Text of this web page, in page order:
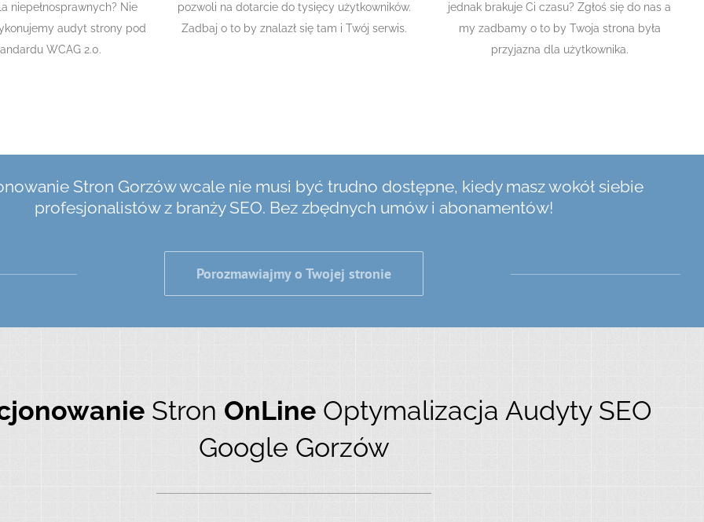
niepełnosprawnych? Nie
audyt strony pod
WCAG 2.0.
pozwoli na dotarcie do tysięcy użytkowników.
Zadbaj o to by znalazł się tam i Twój serwis.
jednak brakuje Ci czasu? Zgłoś się do nas a
my zadbamy o to by Twoja strona była
przyjazna dla użytkownika.
Stron Gorzów wcale nie musi być trudno dostępne, kiedy masz wokół siebie
profesjonalistów z branży SEO. Bez zbędnych umów i abonamentów!
Porozmawiajmy o Twojej stronie
Stron OnLine Optymalizacja Audyty SEO
Google Gorzów